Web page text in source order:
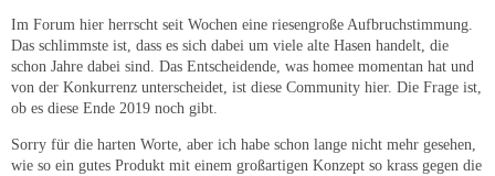
Im Forum hier herrscht seit Wochen eine riesengroße Aufbruchstimmung.
Das schlimmste ist, dass es sich dabei um viele alte Hasen handelt, die
schon Jahre dabei sind. Das Entscheidende, was homee momentan hat und
von der Konkurrenz unterscheidet, ist diese Community hier. Die Frage ist,
ob es diese Ende 2019 noch gibt.
Sorry für die harten Worte, aber ich habe schon lange nicht mehr gesehen,
wie so ein gutes Produkt mit einem großartigen Konzept so krass gegen die